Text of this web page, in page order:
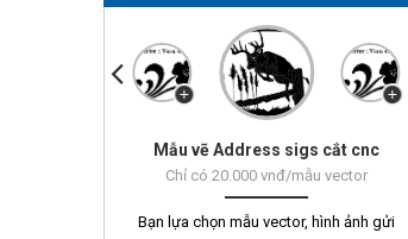
Mẫu vẽ Address sigs cắt cnc
Chỉ có 20.000 vnđ/mẫu vector
Bạn lựa chọn mẫu vector, hình ảnh gửi
Mẫu vẽ Vorn 451 - 500